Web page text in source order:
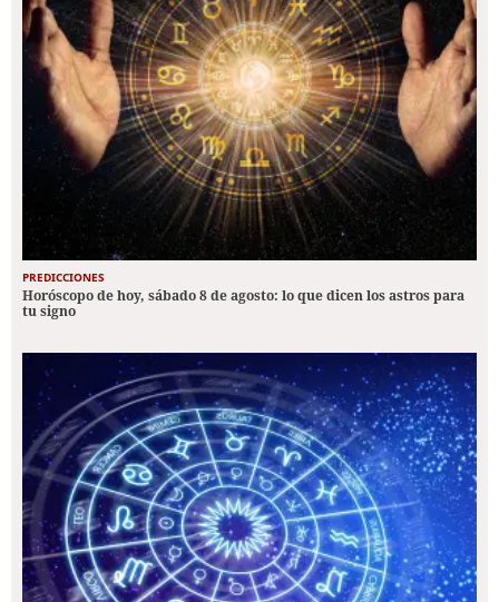
PREDICCIONES
Horóscopo de hoy, sábado 8 de agosto: lo que dicen los astros para
tu signo